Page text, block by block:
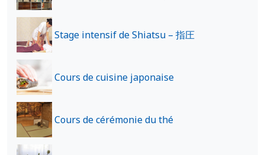
Stage intensif de Shiatsu – 指圧
Cours de cuisine japonaise
Cours de cérémonie du thé